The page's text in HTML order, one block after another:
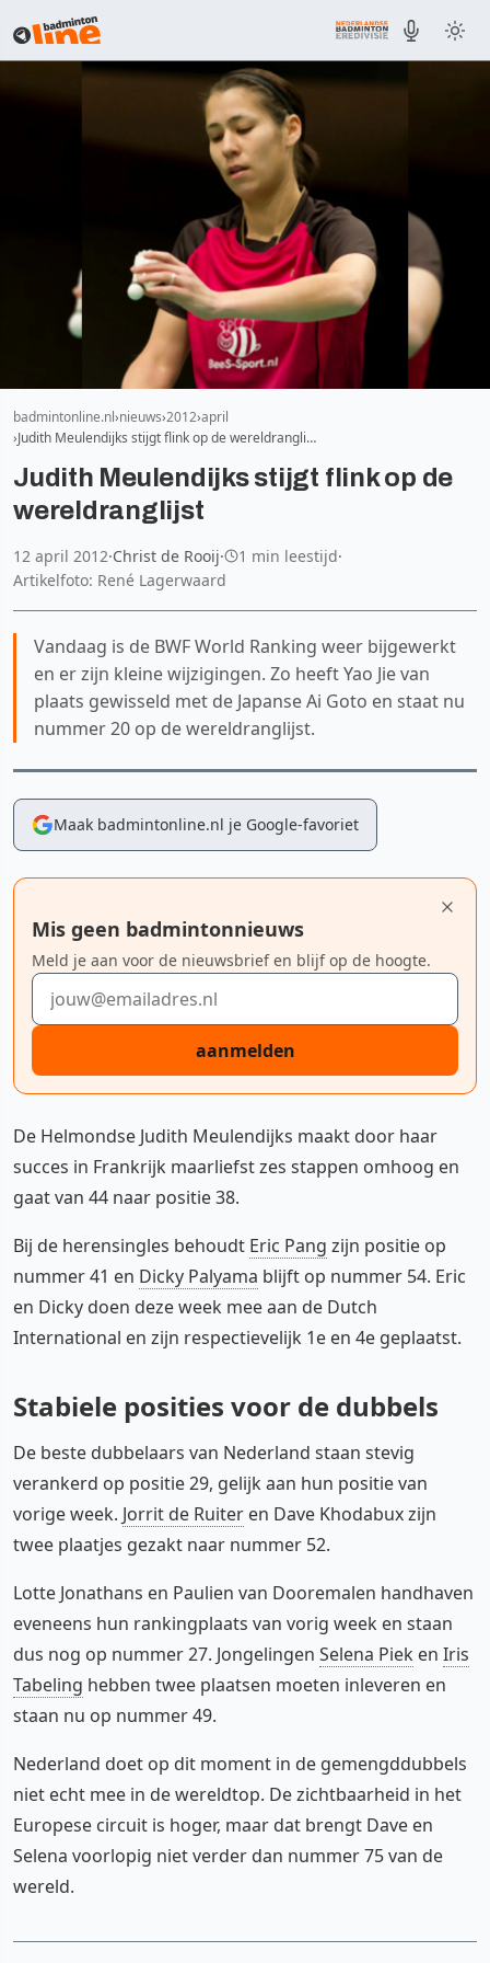
badmintonline.nl nieuws 2012 april
Judith Meulendijks stijgt flink op de wereldrangli…
Judith Meulendijks stijgt flink op de
wereldranglijst
12 april 2012·Christ de Rooij· 1 min leestijd·
Artikelfoto: René Lagerwaard
Vandaag is de BWF World Ranking weer bijgewerkt
en er zijn kleine wijzigingen. Zo heeft Yao Jie van
plaats gewisseld met de Japanse Ai Goto en staat nu
nummer 20 op de wereldranglijst.
Maak badmintonline.nl je Google-favoriet
Mis geen badmintonnieuws
Meld je aan voor de nieuwsbrief en blijf op de hoogte.
E-mailadres
aanmelden
De Helmondse Judith Meulendijks maakt door haar
succes in Frankrijk maarliefst zes stappen omhoog en
gaat van 44 naar positie 38.
Bij de herensingles behoudt Eric Pang zijn positie op
nummer 41 en Dicky Palyama blijft op nummer 54. Eric
en Dicky doen deze week mee aan de Dutch
International en zijn respectievelijk 1e en 4e geplaatst.
Stabiele posities voor de dubbels
De beste dubbelaars van Nederland staan stevig
verankerd op positie 29, gelijk aan hun positie van
vorige week. Jorrit de Ruiter en Dave Khodabux zijn
twee plaatjes gezakt naar nummer 52.
Lotte Jonathans en Paulien van Dooremalen handhaven
eveneens hun rankingplaats van vorig week en staan
dus nog op nummer 27. Jongelingen Selena Piek en Iris
Tabeling hebben twee plaatsen moeten inleveren en
staan nu op nummer 49.
Nederland doet op dit moment in de gemengddubbels
niet echt mee in de wereldtop. De zichtbaarheid in het
Europese circuit is hoger, maar dat brengt Dave en
Selena voorlopig niet verder dan nummer 75 van de
wereld.